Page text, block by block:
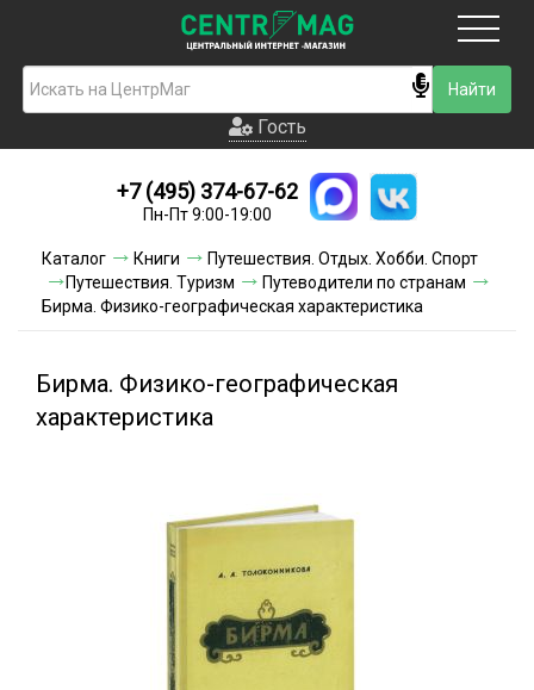
Гость
Новинки
Условия доставки
Условия оплаты
Гость
+7 (495) 374-67-62
Пн-Пт 9:00-19:00
Каталог Книги
Путешествия. Отдых. Хобби. Спорт
Путешествия. Туризм
Путеводители по странам
Бирма. Физико-географическая характеристика
Бирма. Физико-географическая
характеристика